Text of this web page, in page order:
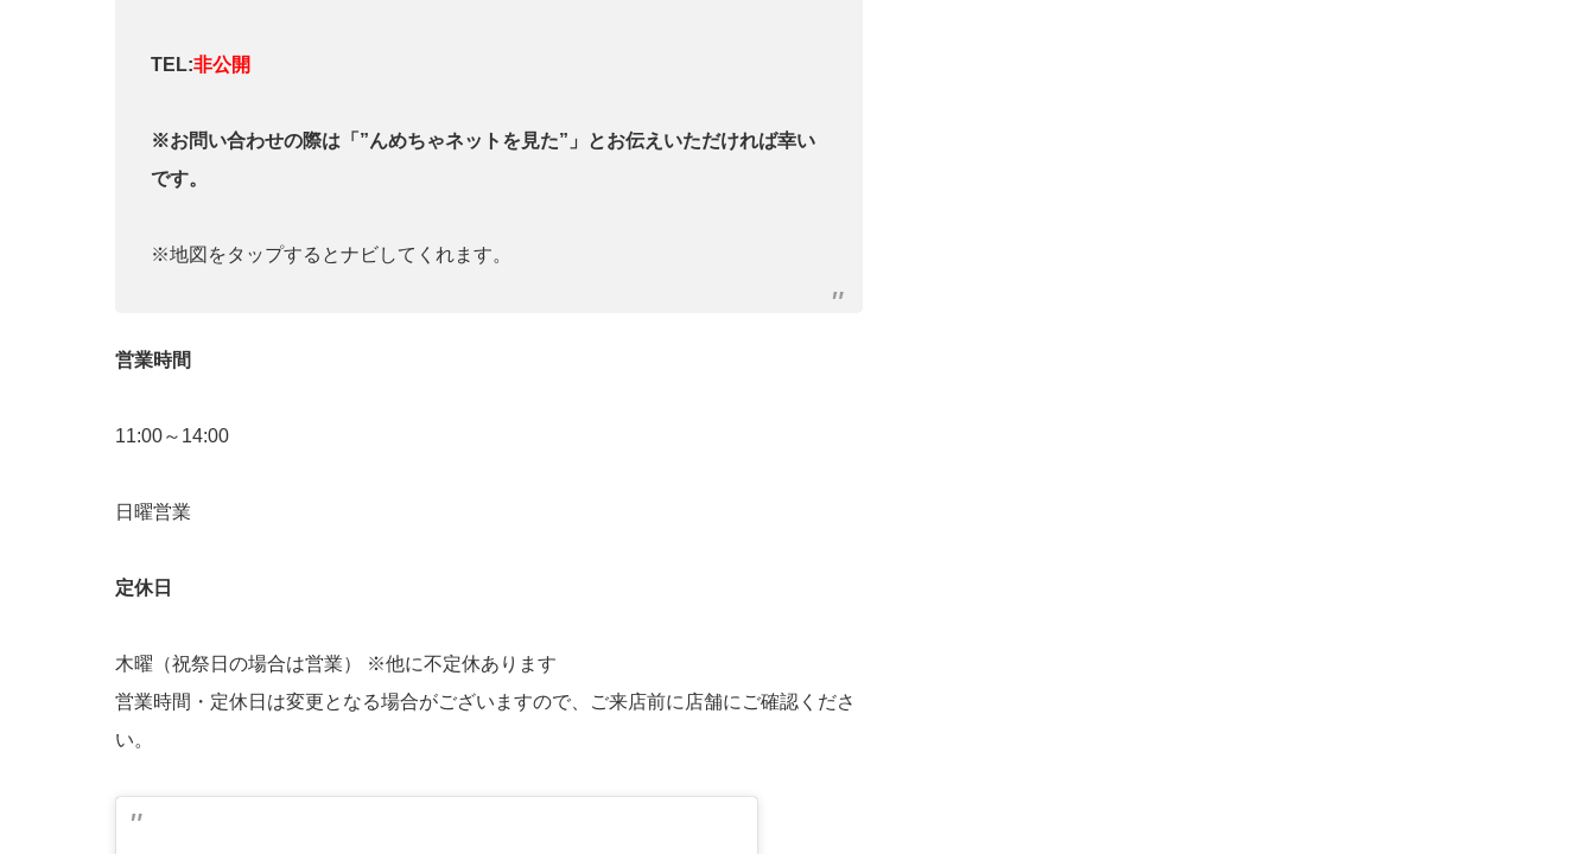
TEL:非公開
※お問い合わせの際は「”んめちゃネットを見た”」とお伝えいただければ幸い
です。
※地図をタップするとナビしてくれます。
営業時間
11:00～14:00
日曜営業
定休日
木曜（祝祭日の場合は営業） ※他に不定休あります
営業時間・定休日は変更となる場合がございますので、ご来店前に店舗にご確認くださ
い。